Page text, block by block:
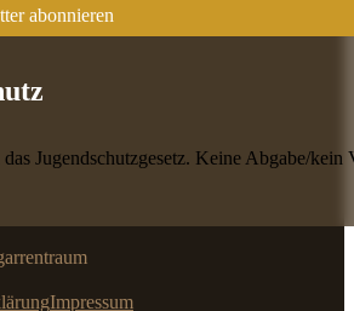
abonnieren
Jugendschutzgesetz. Keine Abgabe/
Impressum